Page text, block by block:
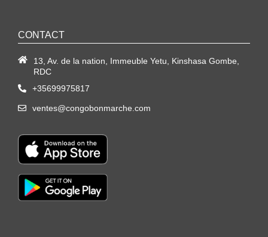
CONTACT
13, Av. de la nation, Immeuble Yetu, Kinshasa Gombe,
RDC
+35699975817
ventes@congobonmarche.com